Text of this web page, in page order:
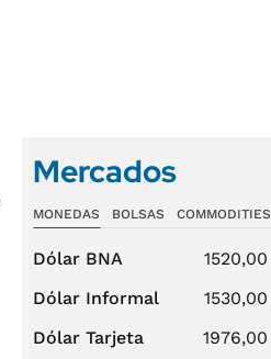
Mercados
MONEDAS BOLSAS COMMODITIES
Dólar BNA 1520,00
Dólar Informal
1530,00
Dólar Tarjeta
1976,00